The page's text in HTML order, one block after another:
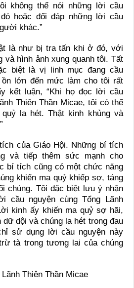
không thể nói những lời cầu
hoặc đối đáp những lời cầu
khác.”
là như bị tra tấn khi ở đó, với
hình ảnh xung quanh tôi. Tất
biệt là vị linh mục đang cầu
ồn lớn đến mức làm cho tôi rất
kết luận, “Khi họ đọc lời cầu
Thiên Thần Micae, tôi có thể
la hét. Thật kinh khủng và
của Giáo Hội. Những bí tích
và tiếp thêm sức mạnh cho
bí tích cũng có một chức năng
khiến ma quỷ khiếp sợ, táng
chúng. Tôi đặc biệt lưu ý nhận
cầu nguyện cùng Tổng Lãnh
kinh ấy khiến ma quỷ sợ hãi,
dữ dội và chúng la hét trong đau
sử dụng lời cầu nguyện này
tà trong tương lai của chúng
Thiên Thần Micae